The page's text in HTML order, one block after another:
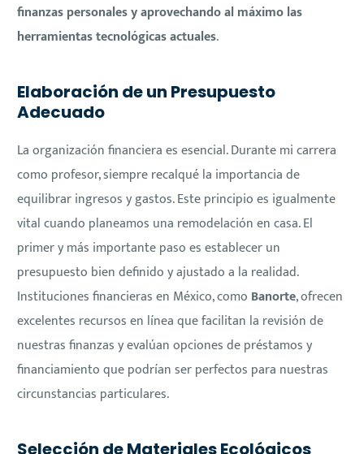
finanzas personales y aprovechando al máximo las
herramientas tecnológicas actuales.
Elaboración de un Presupuesto
Adecuado
La organización financiera es esencial. Durante mi carrera
como profesor, siempre recalqué la importancia de
equilibrar ingresos y gastos. Este principio es igualmente
vital cuando planeamos una remodelación en casa. El
primer y más importante paso es establecer un
presupuesto bien definido y ajustado a la realidad.
Instituciones financieras en México, como Banorte, ofrecen
excelentes recursos en línea que facilitan la revisión de
nuestras finanzas y evalúan opciones de préstamos y
financiamiento que podrían ser perfectos para nuestras
circunstancias particulares.
Selección de Materiales Ecológicos